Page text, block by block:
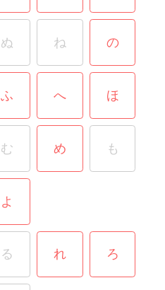
ぬ ね の
ふ へ ほ
む め も
よ
る れ ろ